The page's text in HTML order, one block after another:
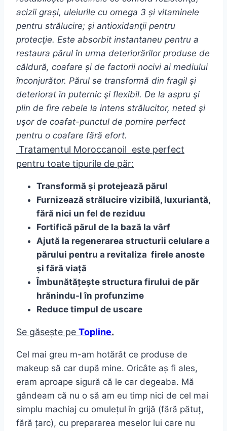
acizii grași, uleiurile cu omega 3 și vitaminele
pentru strălucire; și antioxidanţii pentru
protecţie. Este absorbit instantaneu pentru a
restaura părul în urma deteriorărilor produse de
căldură, coafare și de factorii nocivi ai mediului
înconjurător. Părul se transformă din fragil şi
deteriorat în puternic şi flexibil. De la aspru şi
plin de fire rebele la intens strălucitor, neted şi
uşor de coafat-punctul de pornire perfect
pentru o coafare fără efort.
Tratamentul Moroccanoil este perfect
pentru toate tipurile de păr:
Transformă și protejează părul
Furnizează strălucire vizibilă, luxuriantă,
fără nici un fel de reziduu
Fortifică părul de la bază la vârf
Ajută la regenerarea structurii celulare a
părului pentru a revitaliza firele anoste
și fără viață
Îmbunătățește structura firului de păr
hrănindu-l în profunzime
Reduce timpul de uscare
Se găsește pe Topline.
Cel mai greu m-am hotărât ce produse de
makeup să car după mine. Oricâte aș fi ales,
eram aproape sigură că le car degeaba. Mă
gândeam că nu o să am eu timp nici de cel mai
simplu machiaj cu omulețul în grijă (fără pătuț,
fără țarc), cu prepararea meselor lui care nu